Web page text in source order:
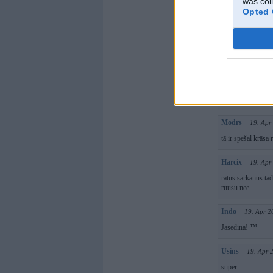
Opted
Bet njā tagad
Bet ir OK, patīk
Modrs 19.
tā ir spešal krāsa
Harcix 19.
ratus sarkanus
ruusu nee.
Indo 19. Apr
Jāsēdina! ™
Usins 19. Apr
super